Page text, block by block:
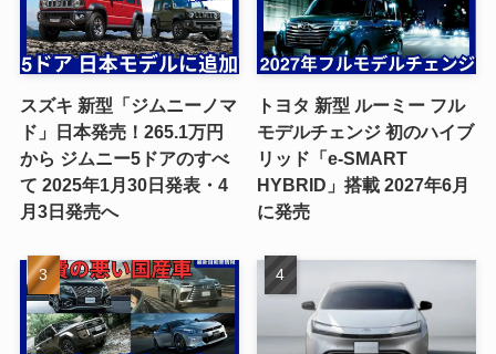
スズキ 新型「ジムニーノマ
ド」日本発売！265.1万円
から ジムニー5ドアのすべ
て 2025年1月30日発表・4
月3日発売へ
トヨタ 新型 ルーミー フル
モデルチェンジ 初のハイブ
リッド「e-SMART
HYBRID」搭載 2027年6月
に発売